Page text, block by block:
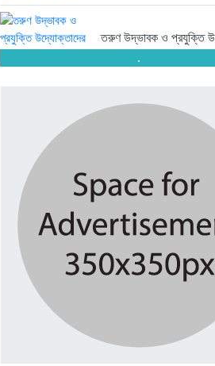
তরুণ উদ্ভাবক ও প্রযুক্তি
মাদরাসাকে অবহেলা করা শুরু
বাংলাদেশে এসে মার্কিন দূতের
৫ দিন আগে
অনেক পরিবার এখনো তাঁদের
.